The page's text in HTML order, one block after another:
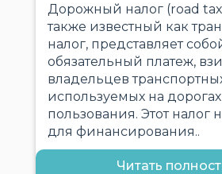
Дорожный налог (road
также известный как
налог, представляет
обязательный платеж,
владельцев
используемых на
пользования. Этот налог
для финансирования..
Читать